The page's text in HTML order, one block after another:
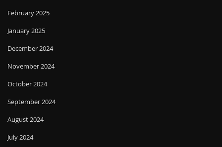
February 2025
January 2025
December 2024
November 2024
October 2024
September 2024
August 2024
July 2024